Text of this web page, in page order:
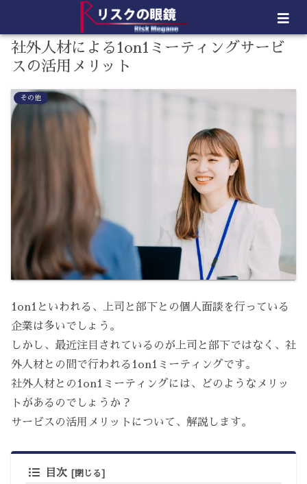
社外人材による1on1ミーティングサービ
スの活用メリット
その他
1on1といわれる、上司と部下との個人面談を行っている
企業は多いでしょう。
しかし、最近注目されているのが上司と部下ではなく、社
外人材との間で行われる1on1ミーティングです。
社外人材との1on1ミーティングには、どのようなメリッ
トがあるのでしょうか？
サービスの活用メリットについて、解説します。
目次